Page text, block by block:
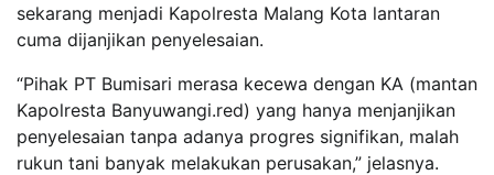
sekarang menjadi Kapolresta Malang Kota lantaran
cuma dijanjikan penyelesaian.
“Pihak PT Bumisari merasa kecewa dengan KA (mantan
Kapolresta Banyuwangi.red) yang hanya menjanjikan
penyelesaian tanpa adanya progres signifikan, malah
rukun tani banyak melakukan perusakan,” jelasnya.